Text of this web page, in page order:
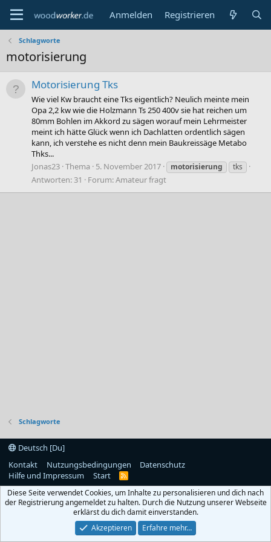
Anmelden Registrieren
Schlagworte
motorisierung
Motorisierung Tks
Wie viel Kw braucht eine Tks eigentlich? Neulich meinte mein
Opa 2,2 kw wie die Holzmann Ts 250 400v sie hat reichen um
80mm Bohlen im Akkord zu sägen worauf mein Lehrmeister
meint ich hätte Glück wenn ich Dachlatten ordentlich sägen
kann, ich verstehe es nicht denn mein Baukreissäge Metabo
Thks...
Jonas23 Thema 5. November 2017 motorisierung tks
Antworten: 31 Forum:Amateur fragt
Schlagworte
Deutsch [Du]
Kontakt
Nutzungsbedingungen
Datenschutz
Hilfe und Impressum
Start
R
S
Diese Seite verwendet Cookies, um Inhalte zu personalisieren und dich nach
der Registrierung angemeldet zu halten. Durch die Nutzung unserer Webseite
erklärst du dich damit einverstanden.
Akzeptieren
Erfahre mehr…